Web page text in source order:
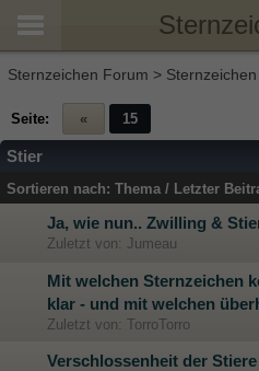
Sternzeichen Forum > Sternzeichen
Seite: « 15
Stier
Sortieren nach: Thema / Letzter
Ja, wie nun.. Zwilling &
Zuletzt von: Jumeau
Mit welchen Sternzeichen
klar - und mit welchen
Zuletzt von: TorroTorro
Verschlossenheit der Stiere